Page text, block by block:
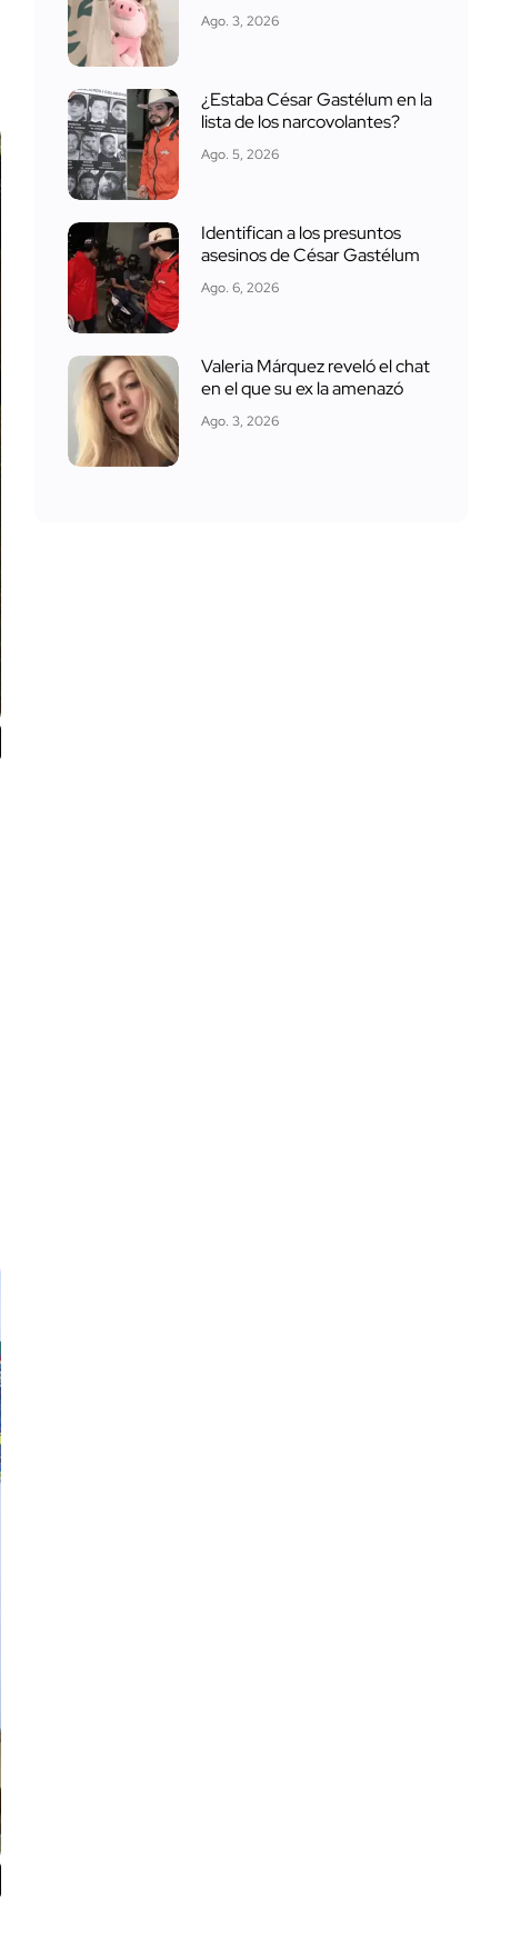
Ago. 3, 2026
¿Estaba César Gastélum en la
lista de los narcovolantes?
Ago. 5, 2026
Identifican a los presuntos
asesinos de César Gastélum
Ago. 6, 2026
Valeria Márquez reveló el chat
en el que su ex la amenazó
Ago. 3, 2026